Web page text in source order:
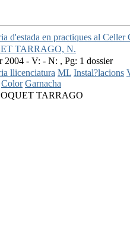
d'estada en practiques al Celler
TARRAGO, N.
2004 - V: - N: , Pg: 1 dossier
llicenciatura ML Instal?lacions
Color Garnacha
TARRAGO